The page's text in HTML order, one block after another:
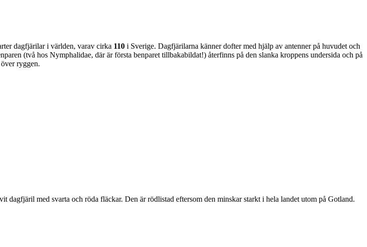
dagfjärilar i världen, varav cirka 110 i Sverige. Dagfjärilarna känner dofter med hjälp av antenner på huvudet och
(två hos Nymphalidae, där är första benparet tillbakabildat!) återfinns på den slanka kroppens undersida och på
ryggen.
med svarta och röda fläckar. Den är rödlistad eftersom den minskar starkt i hela landet utom på Gotland.